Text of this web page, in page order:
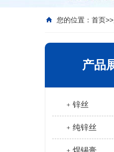
您的位置： 首页>>
产品
﹢锌丝
﹢纯锌丝
﹢焊锡膏